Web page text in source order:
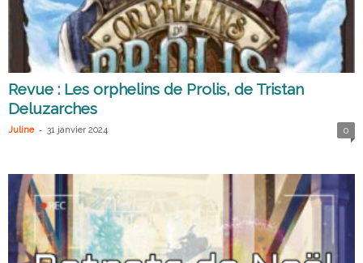
Revue : Les orphelins de Prolis, de Tristan
Deluzarches
Juline - 31 janvier 2024 0